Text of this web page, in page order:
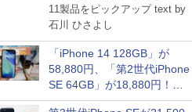
11製品をピックアップ text by
石川 ひさよし
「iPhone 14 128GB」が
58,880円、「第2世代iPhone
SE 64GB」が18,880円！中
古Bランク品セール